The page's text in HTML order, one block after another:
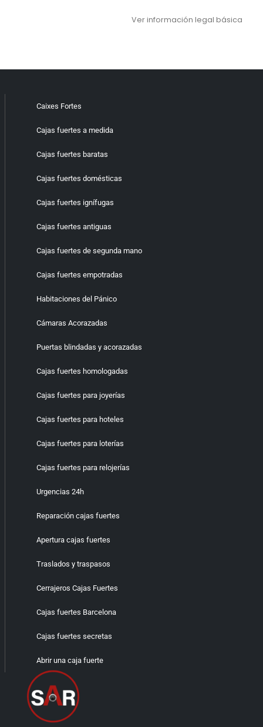
Ver información legal básica
Caixes Fortes
Cajas fuertes a medida
Cajas fuertes baratas
Cajas fuertes domésticas
Cajas fuertes ignífugas
Cajas fuertes antiguas
Cajas fuertes de segunda mano
Cajas fuertes empotradas
Habitaciones del Pánico
Cámaras Acorazadas
Puertas blindadas y acorazadas
Cajas fuertes homologadas
Cajas fuertes para joyerías
Cajas fuertes para hoteles
Cajas fuertes para loterías
Cajas fuertes para relojerías
Urgencias 24h
Reparación cajas fuertes
Apertura cajas fuertes
Traslados y traspasos
Cerrajeros Cajas Fuertes
Cajas fuertes Barcelona
Cajas fuertes secretas
Abrir una caja fuerte